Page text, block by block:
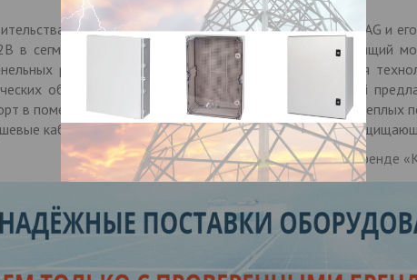
в России холдинг AFG Arbonia-Forster-Holding AG и
в сегменте систем отопления и сантехники. В настоящий
радиаторов отопления, в которых применяется
объектов и помещений большой площади Kermi
в помещении можно получить, смонтировав систему теплых
кабины и ограждения, а также шторки для ванн,
Информация о бренде